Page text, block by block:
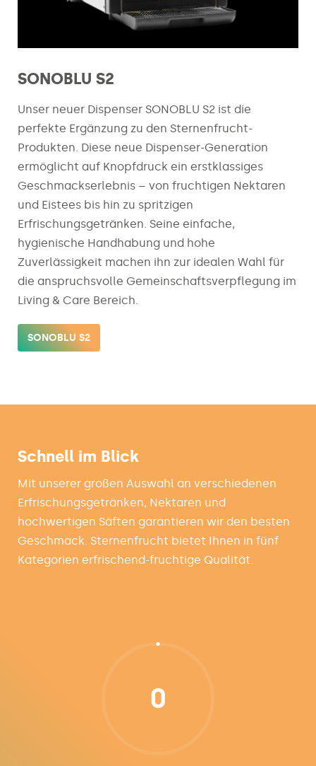
SONOBLU S2
Unser neuer Dispenser SONOBLU S2 ist die
perfekte Ergänzung zu den Sternenfrucht-
Produkten. Diese neue Dispenser-Generation
ermöglicht auf Knopfdruck ein erstklassiges
Geschmackserlebnis – von fruchtigen Nektaren
und Eistees bis hin zu spritzigen
Erfrischungsgetränken. Seine einfache,
hygienische Handhabung und hohe
Zuverlässigkeit machen ihn zur idealen Wahl für
die anspruchsvolle Gemeinschaftsverpflegung im
Living & Care Bereich.
SONOBLU S2
Schnell im Blick
Mit unserer großen Auswahl an verschiedenen
Erfrischungsgetränken, Nektaren und
hochwertigen Säften garantieren wir den besten
Geschmack. Sternenfrucht bietet Ihnen in fünf
Kategorien erfrischend-fruchtige Qualität.
0